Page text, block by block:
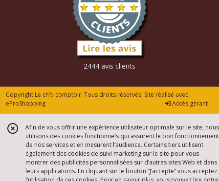
2444 avis clients
Copyright Le ch'ti comptoir. Tous droits réservés. Site réalisé avec
eProShopping
Accès gérant
Afin de vous offrir une expérience utilisateur optimale sur le site, nous
utilisons des cookies fonctionnels qui assurent le bon fonctionnement
de nos services et en mesurent l’audience. Certains tiers utilisent
également des cookies de suivi marketing sur le site pour vous
montrer des publicités personnalisées sur d’autres sites Web et dans
leurs applications. En cliquant sur le bouton “J’accepte” vous acceptez